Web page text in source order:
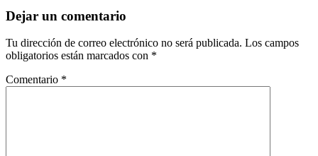
Dejar un comentario
Tu dirección de correo electrónico no será publicada. Los campos
obligatorios están marcados con *
Comentario *